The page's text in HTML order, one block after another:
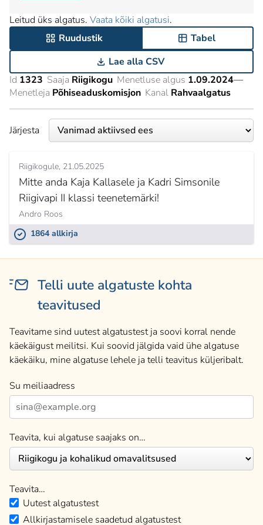
Leitud üks algatus. Vaata kõiki algatusi.
Ruudustik
Tabel
Lae alla CSV
Id 1323 Saaja Riigikogu Menetluse algus 1.09.2024—
Menetleja Põhiseaduskomisjon Kanal Rahvaalgatus
Järjesta
Riigikogule 21.05.2025
Mitte anda Kaja Kallasele ja Kadri Simsonile
Riigivapi II klassi teenetemärki!
Andro Roos
1864 allkirja
Telli uute algatuste kohta
teavitused
Teavitame sind uutest algatustest ja soovi korral nende
käekäigust meilitsi. Kui soovid jälgida vaid ühe algatuse
käekäiku, mine algatuse lehele ja telli teavitus küljeribalt.
Su meiliaadress
Teavita, kui algatuse saajaks on…
Teavita…
Uutest algatustest
Allkirjastamisele saadetud algatustest